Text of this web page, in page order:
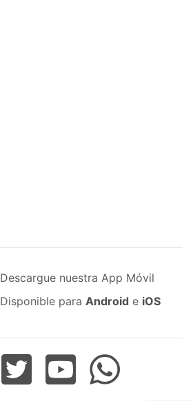
Descargue nuestra App Móvil
Disponible para Android e iOS